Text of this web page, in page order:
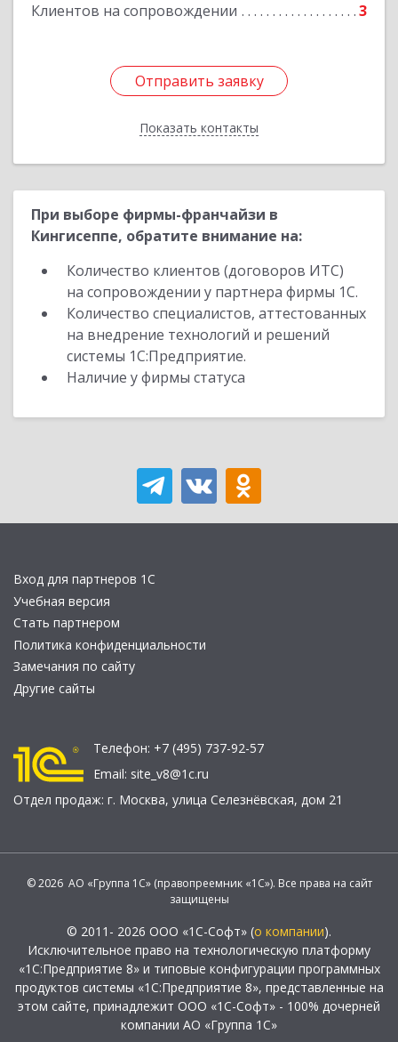
Клиентов на сопровождении 3
Отправить заявку
Показать контакты
Отправить заявку
Назад
При выборе фирмы-франчайзи в
Кингисеппе, обратите внимание на:
Количество клиентов (договоров ИТС)
на сопровождении у партнера фирмы 1С.
Количество специалистов, аттестованных
на внедрение технологий и решений
системы 1С:Предприятие.
Наличие у фирмы статуса
Вход для партнеров 1С
Учебная версия
Стать партнером
Политика конфиденциальности
Замечания по сайту
Другие сайты
Телефон: +7 (495) 737-92-57
Email: site_v8@1c.ru
Отдел продаж: г. Москва, улица Селезнёвская, дом 21
© 2026 АО «Группа 1С» (правопреемник «1С»). Все права на сайт
защищены
© 2011- 2026 ООО «1С-Софт» (о компании).
Исключительное право на технологическую платформу
«1С:Предприятие 8» и типовые конфигурации программных
продуктов системы «1С:Предприятие 8», представленные на
этом сайте, принадлежит ООО «1С-Софт» - 100% дочерней
компании АО «Группа 1С»